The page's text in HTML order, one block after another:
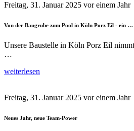
Freitag, 31. Januar 2025 vor einem Jahr
Von der Baugrube zum Pool in Köln Porz Eil - ein …
Unsere Baustelle in Köln Porz Eil
…
weiterlesen
Freitag, 31. Januar 2025 vor einem Jahr
Neues Jahr, neue Team-Power